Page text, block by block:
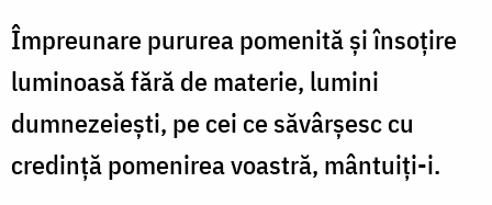
Împreunare pururea pomenită şi însoţire
luminoasă fără de materie, lumini
dumnezeieşti, pe cei ce săvârşesc cu
credinţă pomenirea voastră, mântuiţi-i.